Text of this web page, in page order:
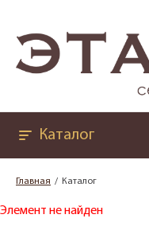
Каталог
Главная Каталог
Элемент не найден